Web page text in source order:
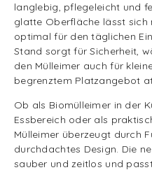
langlebig, pflegeleicht und
glatte Oberfläche lässt sich
optimal für den täglichen
Stand sorgt für Sicherheit,
den Mülleimer auch für
begrenztem Platzangebot
Ob als Biomülleimer in der
Essbereich oder als
Mülleimer überzeugt durch
durchdachtes Design. Die
sauber und zeitlos und